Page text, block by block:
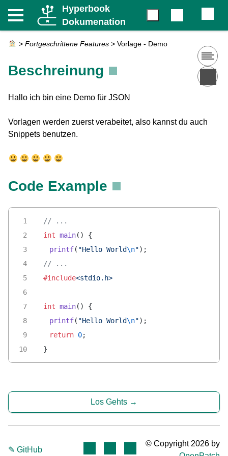
Hyperbook
Dokumenation
> Fortgeschrittene Features > Vorlage - Demo
Beschreinung
Hallo ich bin eine Demo für JSON
Vorlagen werden zuerst verabeitet, also kannst du auch
Snippets benutzen.
Code Example
// ...
int main() {
	printf
( "Hello World\n");
// ...
#include<stdio.h>
int main() {
	printf
( "Hello World\n");
	return
0;
}
Los Gehts
✎ GitHub
© Copyright 2026 by